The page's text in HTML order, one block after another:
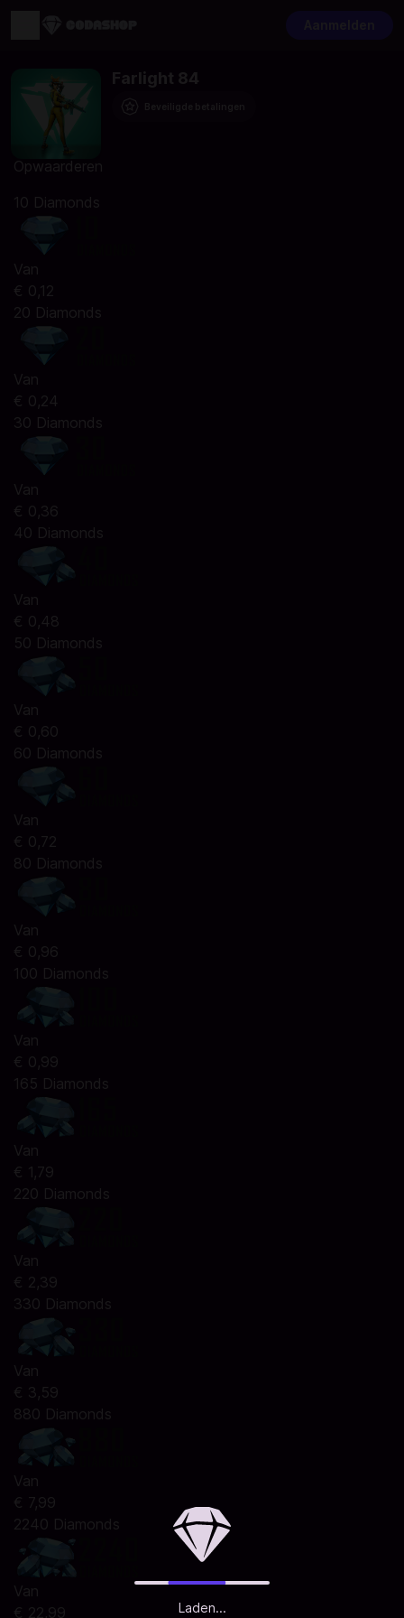
Laden...
Farlight 84
Opwaarderen
10 Diamonds
Van
€ 0,12
20 Diamonds
Van
€ 0,24
30 Diamonds
Van
€ 0,36
40 Diamonds
Van
€ 0,48
50 Diamonds
Van
€ 0,60
60 Diamonds
Van
€ 0,72
80 Diamonds
Van
€ 0,96
100 Diamonds
Van
€ 0,99
165 Diamonds
Van
€ 1,79
220 Diamonds
Van
€ 2,39
330 Diamonds
Van
€ 3,59
880 Diamonds
Van
€ 7,99
2240 Diamonds
Van
€ 22,99